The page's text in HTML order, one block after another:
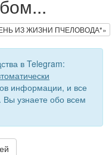
ИЗ ЖИЗНИ ПЧЕЛОВОДА*»
в Telegram:
информации, и все
Вы узнаете обо всем